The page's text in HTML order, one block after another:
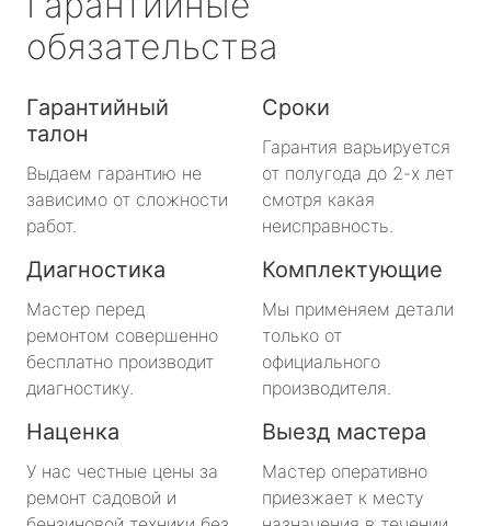
обязательства
Гарантийный
талон
Выдаем гарантию не
зависимо от сложности
работ.
Сроки
Гарантия варьируется
от полугода до 2-х лет
смотря какая
неисправность.
Диагностика
Мастер перед
ремонтом совершенно
бесплатно производит
диагностику.
Комплектующие
Мы применяем детали
только от
официального
производителя.
Наценка
У нас честные цены за
ремонт садовой и
Выезд мастера
Мастер оперативно
приезжает к месту